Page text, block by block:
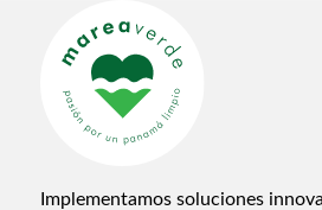
Implementamos soluciones